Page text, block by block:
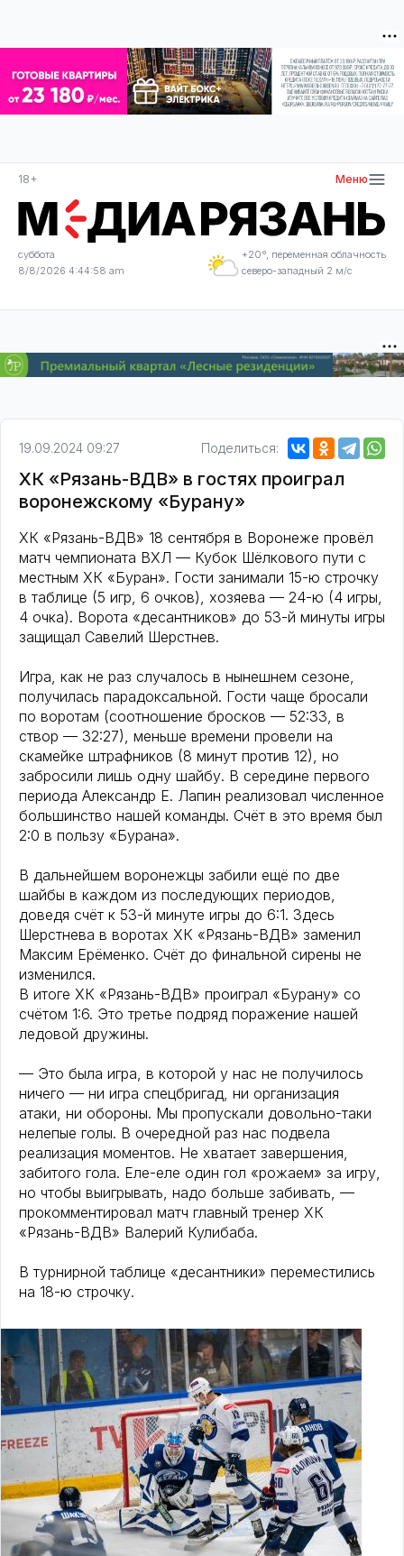
18+ Меню
суббота
8/8/2026 4:44:58 am
+20°, переменная облачность
северо-западный 2 м/с
19.09.2024 09:27 Поделиться:
ХК «Рязань-ВДВ» в гостях проиграл
воронежскому «Бурану»
ХК «Рязань-ВДВ» 18 сентября в Воронеже провёл
матч чемпионата ВХЛ — Кубок Шёлкового пути с
местным ХК «Буран». Гости занимали 15-ю строчку
в таблице (5 игр, 6 очков), хозяева — 24-ю (4 игры,
4 очка). Ворота «десантников» до 53-й минуты игры
защищал Савелий Шерстнев.
Игра, как не раз случалось в нынешнем сезоне,
получилась парадоксальной. Гости чаще бросали
по воротам (соотношение бросков — 52:33, в
створ — 32:27), меньше времени провели на
скамейке штрафников (8 минут против 12), но
забросили лишь одну шайбу. В середине первого
периода Александр Е. Лапин реализовал численное
большинство нашей команды. Счёт в это время был
2:0 в пользу «Бурана».
В дальнейшем воронежцы забили ещё по две
шайбы в каждом из последующих периодов,
доведя счёт к 53-й минуте игры до 6:1. Здесь
Шерстнева в воротах ХК «Рязань-ВДВ» заменил
Максим Ерёменко. Счёт до финальной сирены не
изменился.
В итоге ХК «Рязань-ВДВ» проиграл «Бурану» со
счётом 1:6. Это третье подряд поражение нашей
ледовой дружины.
— Это была игра, в которой у нас не получилось
ничего — ни игра спецбригад, ни организация
атаки, ни обороны. Мы пропускали довольно-таки
нелепые голы. В очередной раз нас подвела
реализация моментов. Не хватает завершения,
забитого гола. Еле-еле один гол «рожаем» за игру,
но чтобы выигрывать, надо больше забивать, —
прокомментировал матч главный тренер ХК
«Рязань-ВДВ» Валерий Кулибаба.
В турнирной таблице «десантники» переместились
на 18-ю строчку.